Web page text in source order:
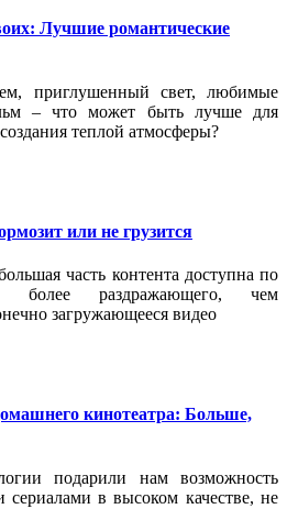
Лучшие романтические
приглушенный свет, любимые
– что может быть лучше для
теплой атмосферы?
или не грузится
часть контента доступна по
более раздражающего, чем
загружающееся видео
кинотеатра: Больше,
подарили нам возможность
сериалами в высоком качестве, не